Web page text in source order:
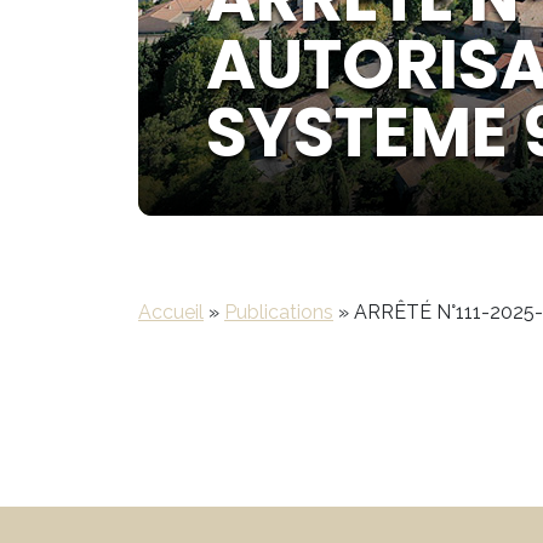
SYSTEME
Accueil » Publications » ARRÊTÉ N°111-